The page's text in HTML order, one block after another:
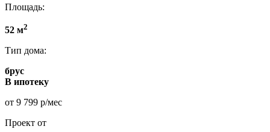
Площадь:
52 м2
Тип дома:
брус
В ипотеку
от 9 799 р/мес
Проект от